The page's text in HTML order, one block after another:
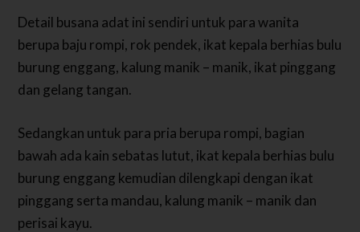
Detail busana adat ini sendiri untuk para wanita
berupa baju rompi, rok pendek, ikat kepala berhias bulu
burung enggang, kalung manik – manik, ikat pinggang
dan gelang tangan.
Sedangkan untuk para pria berupa rompi, bagian
bawah ada kain sebatas lutut, ikat kepala berhias bulu
burung enggang kemudian dilengkapi dengan ikat
pinggang serta mandau, kalung manik – manik dan
perisai kayu.